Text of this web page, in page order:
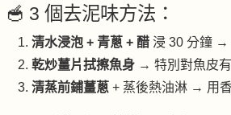
🥣 3 個去泥味方法：
清水浸泡 + 青蔥 + 醋 浸 30 分鐘 →
乾炒薑片拭擦魚身 → 特別對魚皮
清蒸前鋪薑蔥 + 蒸後熱油淋 → 用